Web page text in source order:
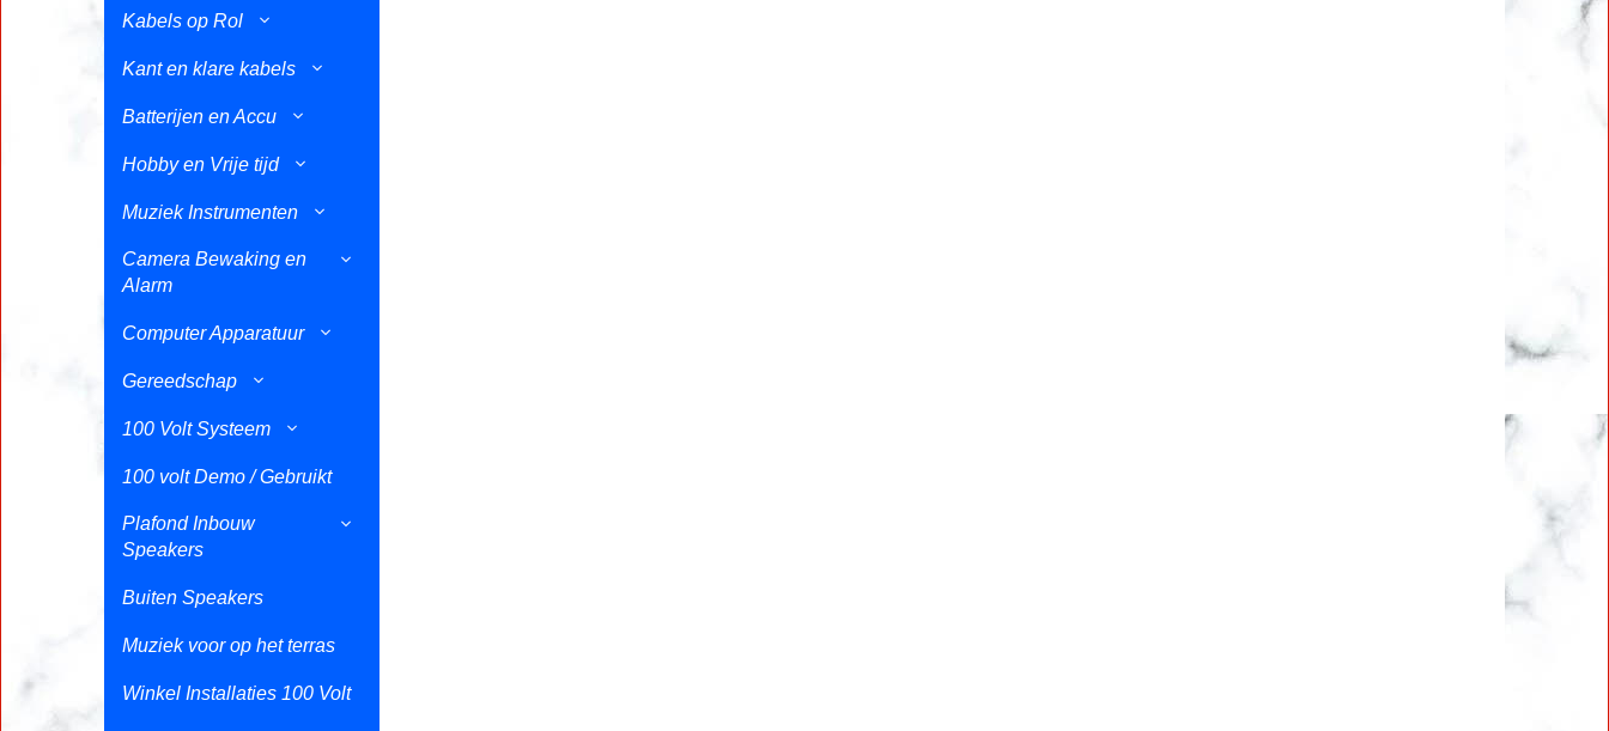
Kabels op Rol
Kant en klare kabels
Batterijen en Accu
Hobby en Vrije tijd
Muziek Instrumenten
Camera Bewaking en
Alarm
Computer Apparatuur
Gereedschap
100 Volt Systeem
100 volt Demo / Gebruikt
Plafond Inbouw
Speakers
Buiten Speakers
Muziek voor op het terras
Winkel Installaties 100 Volt